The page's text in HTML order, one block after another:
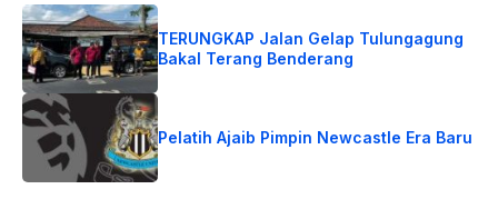
TERUNGKAP Jalan Gelap Tulungagung
Bakal Terang Benderang
Pelatih Ajaib Pimpin Newcastle Era Baru